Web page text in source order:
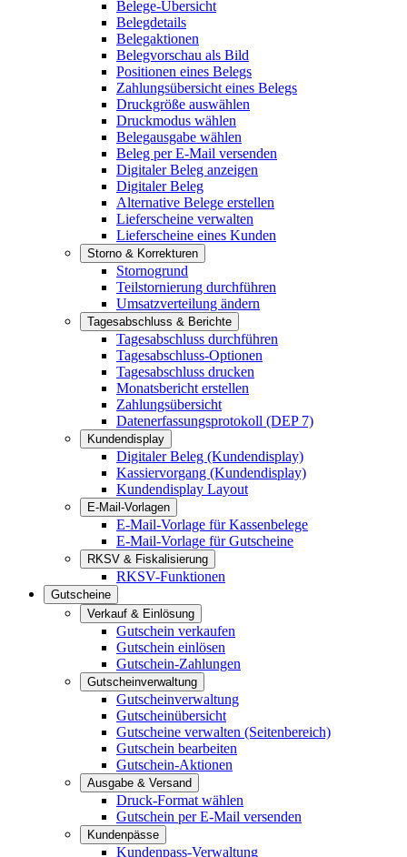
Belege-Übersicht
Belegdetails
Belegaktionen
Belegvorschau als Bild
Positionen eines Belegs
Zahlungsübersicht eines Belegs
Druckgröße auswählen
Druckmodus wählen
Belegausgabe wählen
Beleg per E-Mail versenden
Digitaler Beleg anzeigen
Digitaler Beleg
Alternative Belege erstellen
Lieferscheine verwalten
Lieferscheine eines Kunden
Storno & Korrekturen
Stornogrund
Teilstornierung durchführen
Umsatzverteilung ändern
Tagesabschluss & Berichte
Tagesabschluss durchführen
Tagesabschluss-Optionen
Tagesabschluss drucken
Monatsbericht erstellen
Zahlungsübersicht
Datenerfassungsprotokoll (DEP 7)
Kundendisplay
Digitaler Beleg (Kundendisplay)
Kassiervorgang (Kundendisplay)
Kundendisplay Layout
E-Mail-Vorlagen
E-Mail-Vorlage für Kassenbelege
E-Mail-Vorlage für Gutscheine
RKSV & Fiskalisierung
RKSV-Funktionen
Gutscheine
Verkauf & Einlösung
Gutschein verkaufen
Gutschein einlösen
Gutschein-Zahlungen
Gutscheinverwaltung
Gutscheinverwaltung
Gutscheinübersicht
Gutscheine verwalten (Seitenbereich)
Gutschein bearbeiten
Gutschein-Aktionen
Ausgabe & Versand
Druck-Format wählen
Gutschein per E-Mail versenden
Kundenpässe
Kundenpass-Verwaltung